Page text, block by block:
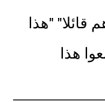
"هذا
هذا